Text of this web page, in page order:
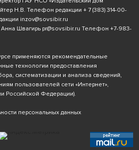
Н.В. Телефон редакции + 7 (383) 314-00-
inzov@sovsibir.ru
Швагирь pr@sovsibir.ru Телефон +7-983-
применяются рекомендательные
технологии предоставления
систематизации и анализа сведений,
пользователей сети «Интернет»,
Российской Федерации).
персональных данных